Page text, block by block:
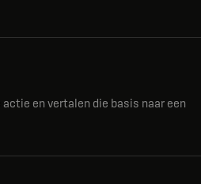
en vertalen die basis naar een